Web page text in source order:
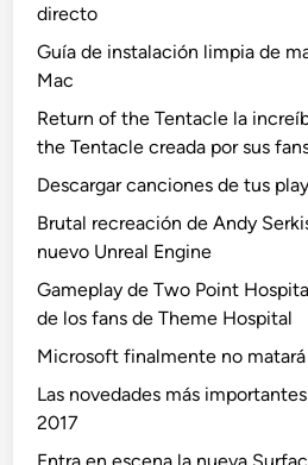
directo
Guía de instalación limpia de
Mac
Return of the Tentacle la
the Tentacle creada por sus
Descargar canciones de tus
Brutal recreación de Andy
nuevo Unreal Engine
Gameplay de Two Point
de los fans de Theme Hospital
Microsoft finalmente no matará
Las novedades más
2017
Entra en escena la nueva